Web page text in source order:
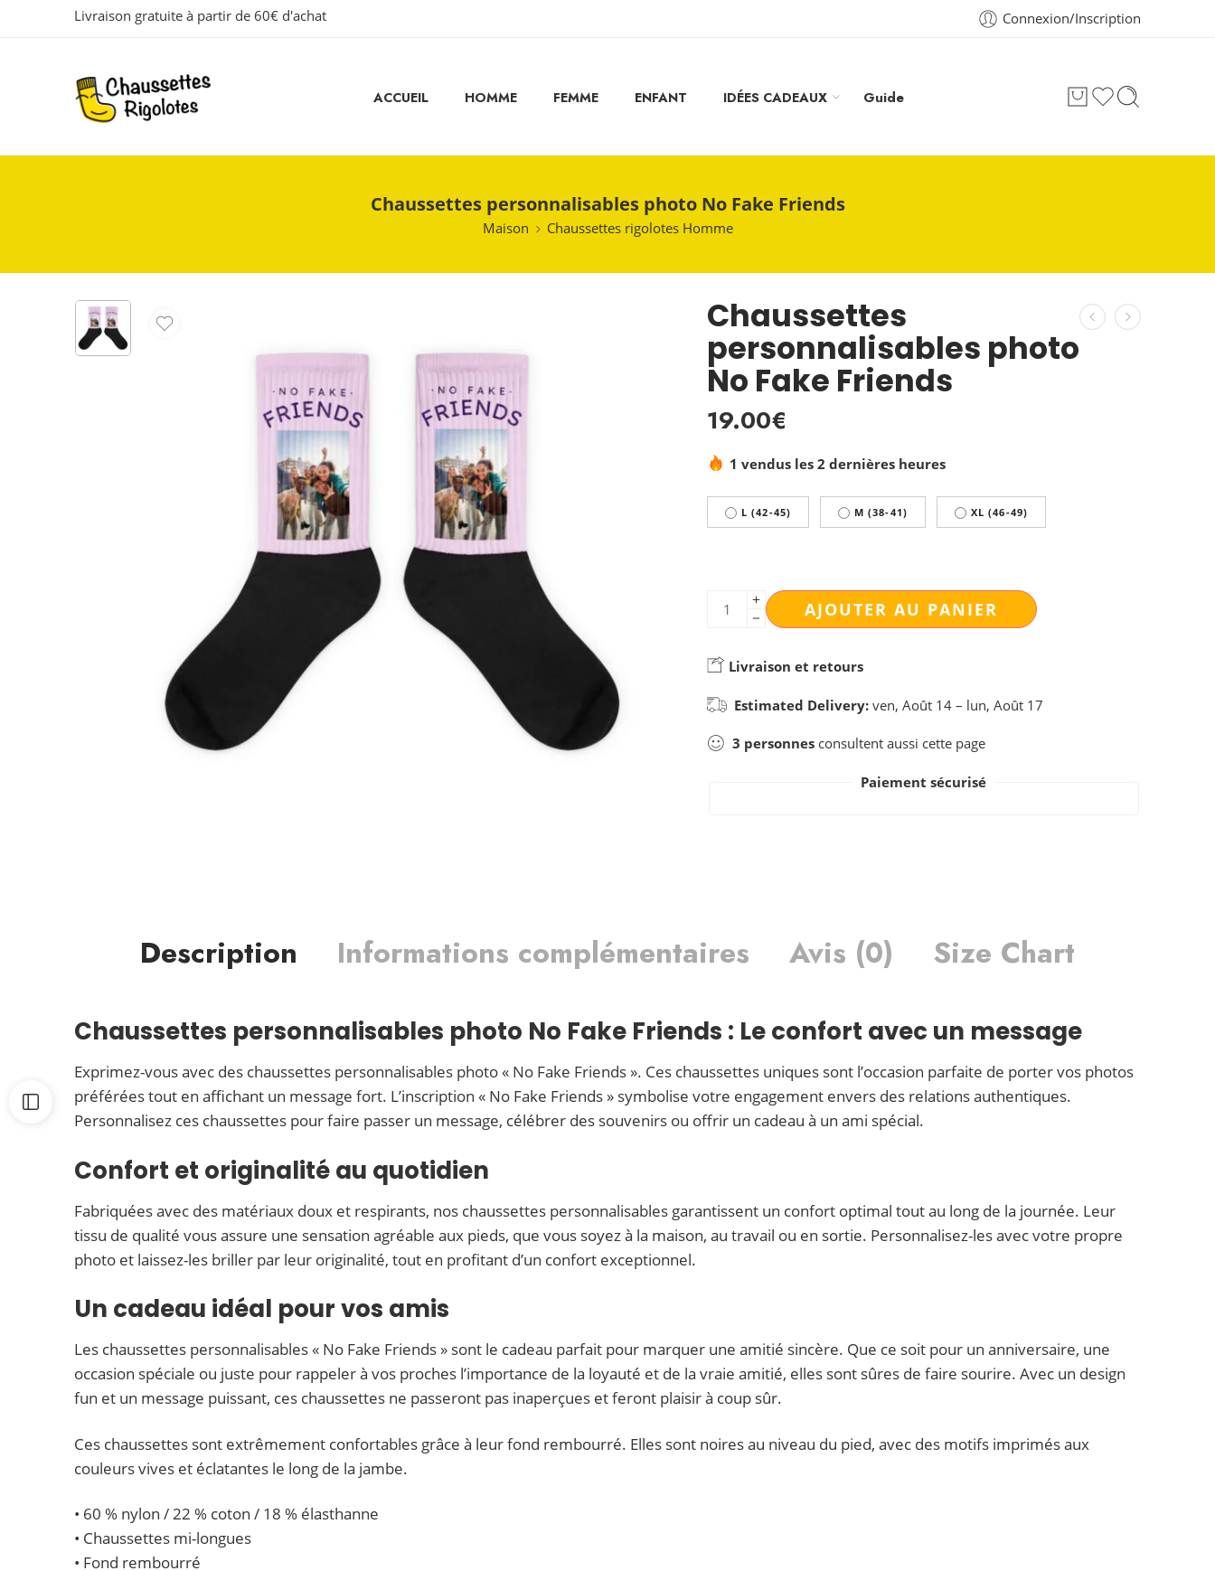
Livraison gratuite à partir de 60€ d'achat Connexion/Inscription
ACCUEIL HOMME FEMME ENFANT IDÉES CADEAUX Guide
Chaussettes personnalisables photo No Fake Friends
Maison Chaussettes rigolotes Homme
Chaussettes
personnalisables photo
No Fake Friends
19.00€
1 vendus les 2 dernières heures
L (42-45) M (38-41) XL (46-49)
AJOUTER AU PANIER
Livraison et retours
Estimated Delivery: ven, Août 14 – lun, Août 17
3 personnes consultent aussi cette page
Paiement sécurisé
Description Informations complémentaires Avis (0) Size Chart
Chaussettes personnalisables photo No Fake Friends : Le confort avec un message
Exprimez-vous avec des chaussettes personnalisables photo « No Fake Friends ». Ces chaussettes uniques sont l’occasion parfaite de porter vos photos
préférées tout en affichant un message fort. L’inscription « No Fake Friends » symbolise votre engagement envers des relations authentiques.
Personnalisez ces chaussettes pour faire passer un message, célébrer des souvenirs ou offrir un cadeau à un ami spécial.
Confort et originalité au quotidien
Fabriquées avec des matériaux doux et respirants, nos chaussettes personnalisables garantissent un confort optimal tout au long de la journée. Leur
tissu de qualité vous assure une sensation agréable aux pieds, que vous soyez à la maison, au travail ou en sortie. Personnalisez-les avec votre propre
photo et laissez-les briller par leur originalité, tout en profitant d’un confort exceptionnel.
Un cadeau idéal pour vos amis
Les chaussettes personnalisables « No Fake Friends » sont le cadeau parfait pour marquer une amitié sincère. Que ce soit pour un anniversaire, une
occasion spéciale ou juste pour rappeler à vos proches l’importance de la loyauté et de la vraie amitié, elles sont sûres de faire sourire. Avec un design
fun et un message puissant, ces chaussettes ne passeront pas inaperçues et feront plaisir à coup sûr.
Ces chaussettes sont extrêmement confortables grâce à leur fond rembourré. Elles sont noires au niveau du pied, avec des motifs imprimés aux
couleurs vives et éclatantes le long de la jambe.
• 60 % nylon / 22 % coton / 18 % élasthanne
• Chaussettes mi-longues
• Fond rembourré